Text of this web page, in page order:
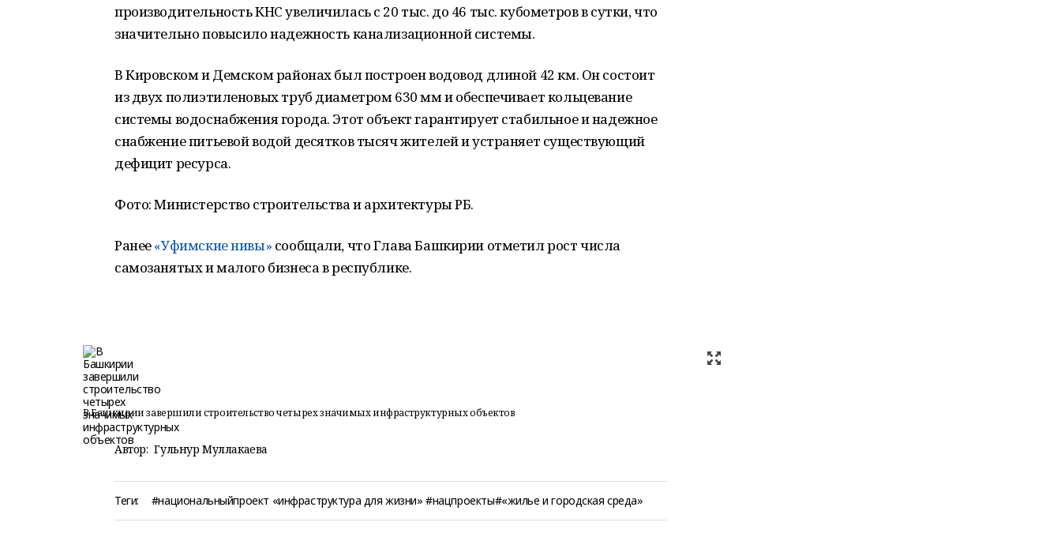
производительность КНС увеличилась с 20 тыс. до 46 тыс. кубометров в сутки, что
значительно повысило надежность канализационной системы.
В Кировском и Демском районах был построен водовод длиной 42 км. Он состоит
из двух полиэтиленовых труб диаметром 630 мм и обеспечивает кольцевание
системы водоснабжения города. Этот объект гарантирует стабильное и надежное
снабжение питьевой водой десятков тысяч жителей и устраняет существующий
дефицит ресурса.
Фото: Министерство строительства и архитектуры РБ.
Ранее«Уфимские нивы» сообщали, что Глава Башкирии отметил рост числа
самозанятых и малого бизнеса в республике.
В Башкирии завершили строительство четырех значимых инфраструктурных объектов
Автор: Гульнур Муллакаева
Теги: #национальныйпроект «инфраструктура для жизни» #нацпроекты#«жилье и городская среда»